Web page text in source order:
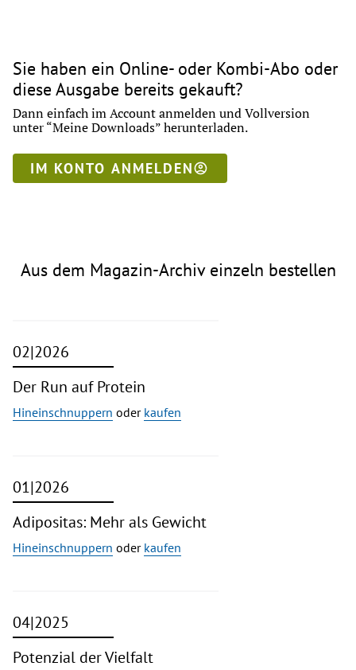
Sie haben ein Online- oder Kombi-Abo oder
diese Ausgabe bereits gekauft?
Dann einfach im Account anmelden und Vollversion
unter “Meine Downloads” herunterladen.
IM KONTO ANMELDEN
Aus dem Magazin-Archiv einzeln bestellen
02|2026
Der Run auf Protein
Hineinschnuppern oder kaufen
01|2026
Adipositas: Mehr als Gewicht
Hineinschnuppern oder kaufen
04|2025
Potenzial der Vielfalt